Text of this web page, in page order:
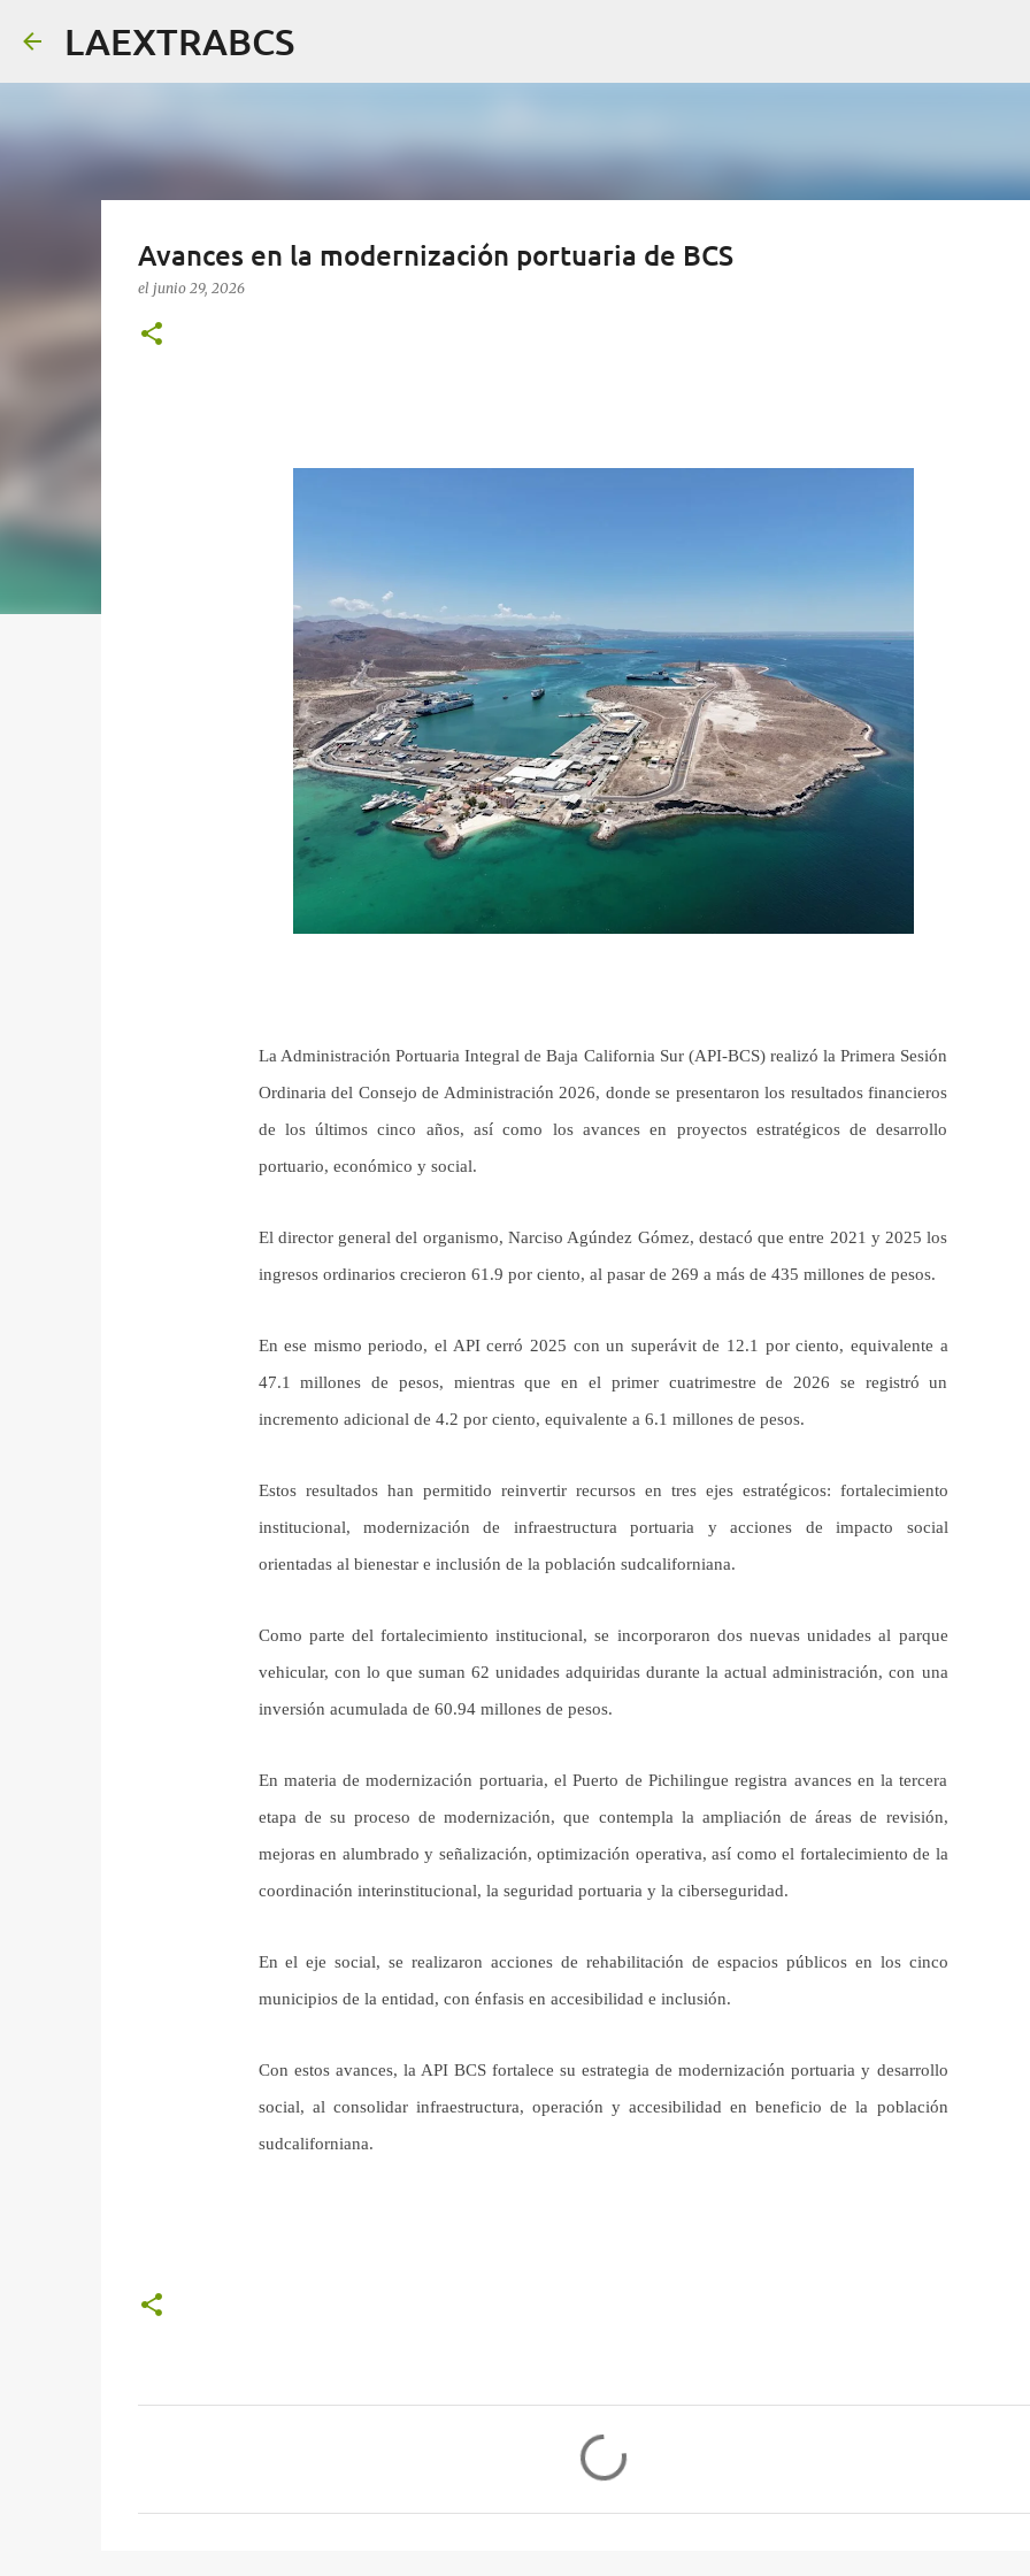
LAEXTRABCS
Avances en la modernización portuaria de BCS
el junio 29, 2026
La Administración Portuaria Integral de Baja California Sur (API-BCS) realizó la Primera Sesión
Ordinaria del Consejo de Administración 2026, donde se presentaron los resultados financieros
de los últimos cinco años, así como los avances en proyectos estratégicos de desarrollo
portuario, económico y social.
El director general del organismo, Narciso Agúndez Gómez, destacó que entre 2021 y 2025 los
ingresos ordinarios crecieron 61.9 por ciento, al pasar de 269 a más de 435 millones de pesos.
En ese mismo periodo, el API cerró 2025 con un superávit de 12.1 por ciento, equivalente a
47.1 millones de pesos, mientras que en el primer cuatrimestre de 2026 se registró un
incremento adicional de 4.2 por ciento, equivalente a 6.1 millones de pesos.
Estos resultados han permitido reinvertir recursos en tres ejes estratégicos: fortalecimiento
institucional, modernización de infraestructura portuaria y acciones de impacto social
orientadas al bienestar e inclusión de la población sudcaliforniana.
Como parte del fortalecimiento institucional, se incorporaron dos nuevas unidades al parque
vehicular, con lo que suman 62 unidades adquiridas durante la actual administración, con una
inversión acumulada de 60.94 millones de pesos.
En materia de modernización portuaria, el Puerto de Pichilingue registra avances en la tercera
etapa de su proceso de modernización, que contempla la ampliación de áreas de revisión,
mejoras en alumbrado y señalización, optimización operativa, así como el fortalecimiento de la
coordinación interinstitucional, la seguridad portuaria y la ciberseguridad.
En el eje social, se realizaron acciones de rehabilitación de espacios públicos en los cinco
municipios de la entidad, con énfasis en accesibilidad e inclusión.
Con estos avances, la API BCS fortalece su estrategia de modernización portuaria y desarrollo
social, al consolidar infraestructura, operación y accesibilidad en beneficio de la población
sudcaliforniana.